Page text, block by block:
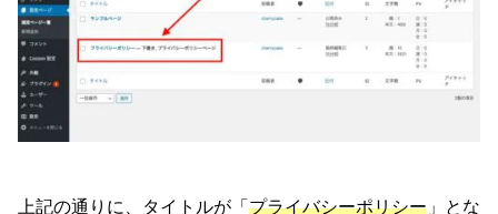
上記の通りに、タイトルが「 プライバシーポリシー 」とな